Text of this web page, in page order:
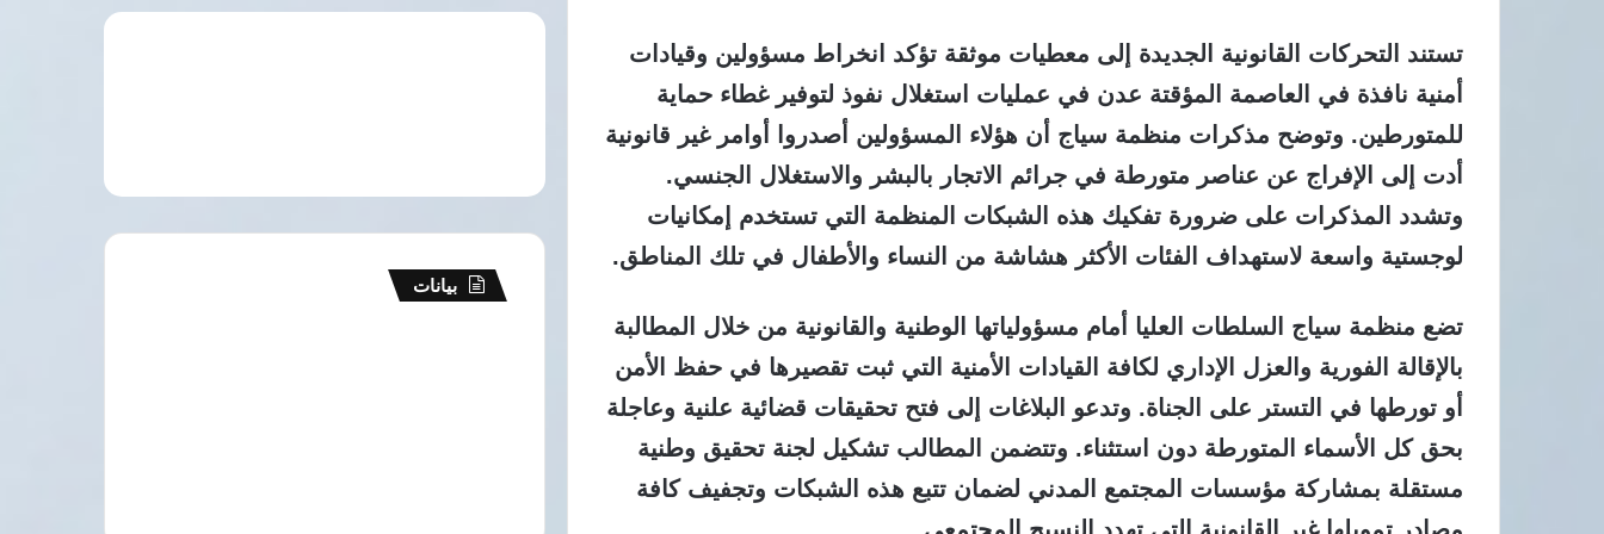
تستند التحركات القانونية الجديدة إلى معطيات موثقة تؤكد انخراط مسؤولين وقيادات
أمنية نافذة في العاصمة المؤقتة عدن في عمليات استغلال نفوذ لتوفير غطاء حماية
للمتورطين. وتوضح مذكرات منظمة سياج أن هؤلاء المسؤولين أصدروا أوامر غير قانونية
أدت إلى الإفراج عن عناصر متورطة في جرائم الاتجار بالبشر والاستغلال الجنسي.
وتشدد المذكرات على ضرورة تفكيك هذه الشبكات المنظمة التي تستخدم إمكانيات
لوجستية واسعة لاستهداف الفئات الأكثر هشاشة من النساء والأطفال في تلك المناطق.
تضع منظمة سياج السلطات العليا أمام مسؤولياتها الوطنية والقانونية من خلال المطالبة
بالإقالة الفورية والعزل الإداري لكافة القيادات الأمنية التي ثبت تقصيرها في حفظ الأمن
أو تورطها في التستر على الجناة. وتدعو البلاغات إلى فتح تحقيقات قضائية علنية وعاجلة
بحق كل الأسماء المتورطة دون استثناء. وتتضمن المطالب تشكيل لجنة تحقيق وطنية
مستقلة بمشاركة مؤسسات المجتمع المدني لضمان تتبع هذه الشبكات وتجفيف كافة
بيانات